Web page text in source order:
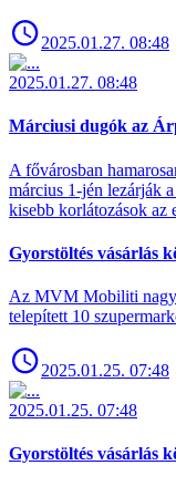
2025.01.27. 08:48
2025.01.27. 08:48
Márciusi dugók az
A fővárosban
március 1-jén lezárják
kisebb korlátozások az
Gyorstöltés vásárlás
Az MVM Mobiliti
telepített 10
2025.01.25. 07:48
2025.01.25. 07:48
Gyorstöltés vásárlás